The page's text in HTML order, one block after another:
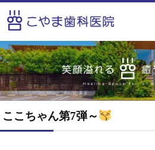
ここちゃん第7弾～